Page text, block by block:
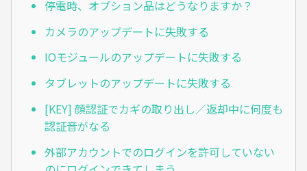
停電時、オプション品はどうなりますか？
カメラのアップデートに失敗する
IOモジュールのアップデートに失敗する
タブレットのアップデートに失敗する
[KEY] 顔認証でカギの取り出し／返却中に何度も
認証音がなる
外部アカウントでのログインを許可していない